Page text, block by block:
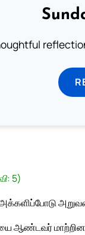
5)
ஆண்டவர்